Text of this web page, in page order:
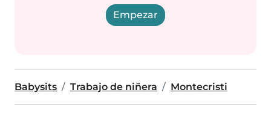
Empezar
Babysits Trabajo de niñera Montecristi